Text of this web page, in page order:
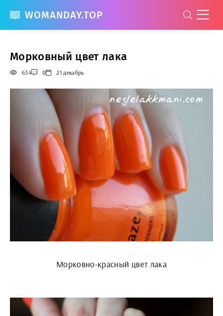
WOMANDAY.TOP
Морковный цвет лака
634 0 21 декабрь
Морковно-красный цвет лака